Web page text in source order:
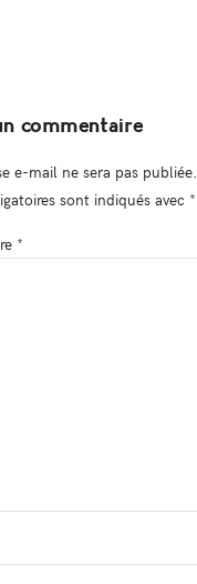
commentaire
e-mail ne sera pas publiée.
sont indiqués avec *
*